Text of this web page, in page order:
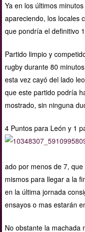
Ya en los últimos
apareciendo, los locales
que pondría el definitivo
Partido limpio y
rugby durante 80
esta vez cayó del lado
que este partido podría
mostrado, sin ninguna
4 Puntos para Leóny 1
ado por menos de 7,
mismos para llegar a la
en la última jornada
ensayos o mas estarán
No obstante la machada